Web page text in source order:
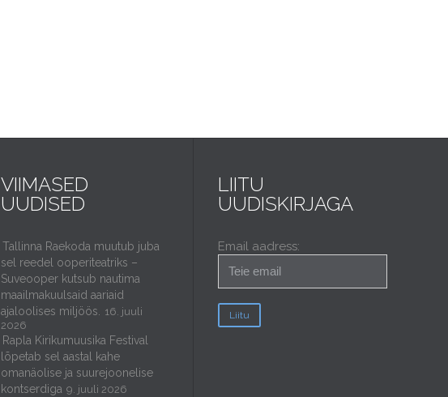
VIIMASED
UUDISED
Tallinna Raekoda muutub juba
sel reedel ooperiteatriks –
Suveooper kutsub nautima
maailmakuulsaid aariaid
ajaloolises miljöös.
16. juuli
2026
Rapla Kirikumuusika Festival
lõpetab sel aastal kahe
omanäolise ja suurejoonelise
kontserdiga 9. juuli 2026
LIITU
UUDISKIRJAGA
Email aadress: